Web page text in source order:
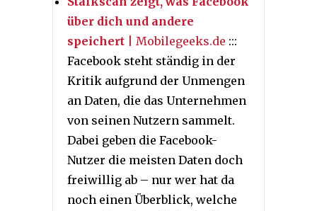
über dich und andere
speichert | Mobilegeeks.de :::
Facebook steht ständig in der
Kritik aufgrund der Unmengen
an Daten, die das Unternehmen
von seinen Nutzern sammelt.
Dabei geben die Facebook-
Nutzer die meisten Daten doch
freiwillig ab – nur wer hat da
noch einen Überblick, welche